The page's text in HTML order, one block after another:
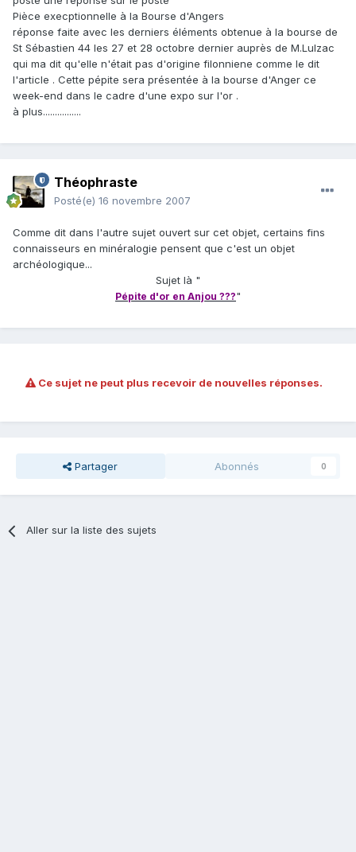
Pièce execptionnelle à la Bourse d'Angers
réponse faite avec les derniers éléments obtenue à la bourse de
St Sébastien 44 les 27 et 28 octobre dernier auprès de M.Lulzac
qui ma dit qu'elle n'était pas d'origine filonniene comme le dit
l'article . Cette pépite sera présentée à la bourse d'Anger ce
week-end dans le cadre d'une expo sur l'or .
à plus................
Théophraste
Posté(e) 16 novembre 2007
Comme dit dans l'autre sujet ouvert sur cet objet, certains fins
connaisseurs en minéralogie pensent que c'est un objet
archéologique...
Sujet là "
Pépite d'or en Anjou ???"
Ce sujet ne peut plus recevoir de nouvelles réponses.
Partager Abonnés 0
Aller sur la liste des sujets